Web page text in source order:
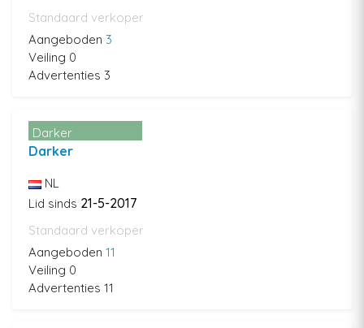
Standaard verkoper
Aangeboden 3
Veiling 0
Advertenties 3
Darker
Darker
NL
Lid sinds 21-5-2017
Standaard verkoper
Aangeboden 11
Veiling 0
Advertenties 11